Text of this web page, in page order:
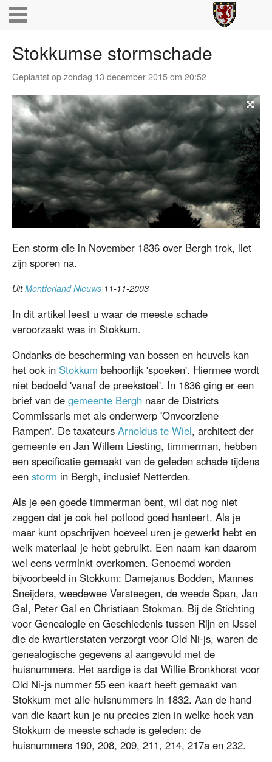
Stokkumse stormschade
Geplaatst op zondag 13 december 2015 om 20:52
Een storm die in November 1836 over Bergh trok, liet
zijn sporen na.
UitMontferland Nieuws 11-11-2003
In dit artikel leest u waar de meeste schade
veroorzaakt was in Stokkum.
Ondanks de bescherming van bossen en heuvels kan
het ook in Stokkum behoorlijk 'spoeken'. Hiermee wordt
niet bedoeld 'vanaf de preekstoel'. In 1836 ging er een
brief van de gemeente Bergh naar de Districts
Commissaris met als onderwerp 'Onvoorziene
Rampen'. De taxateurs Arnoldus te Wiel, architect der
gemeente en Jan Willem Liesting, timmerman, hebben
een specificatie gemaakt van de geleden schade tijdens
een storm in Bergh, inclusief Netterden.
Als je een goede timmerman bent, wil dat nog niet
zeggen dat je ook het potlood goed hanteert. Als je
maar kunt opschrijven hoeveel uren je gewerkt hebt en
welk materiaal je hebt gebruikt. Een naam kan daarom
wel eens verminkt overkomen. Genoemd worden
bijvoorbeeld in Stokkum: Damejanus Bodden, Mannes
Sneijders, weedewee Versteegen, de weede Span, Jan
Gal, Peter Gal en Christiaan Stokman. Bij de Stichting
voor Genealogie en Geschiedenis tussen Rijn en IJssel
die de kwartierstaten verzorgt voor Old Ni-js, waren de
genealogische gegevens al aangevuld met de
huisnummers. Het aardige is dat Willie Bronkhorst voor
Old Ni-js nummer 55 een kaart heeft gemaakt van
Stokkum met alle huisnummers in 1832. Aan de hand
van die kaart kun je nu precies zien in welke hoek van
Stokkum de meeste schade is geleden: de
huisnummers 190, 208, 209, 211, 214, 217a en 232.